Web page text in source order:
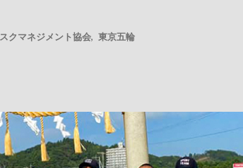
クマネジメント協会, 東京五輪